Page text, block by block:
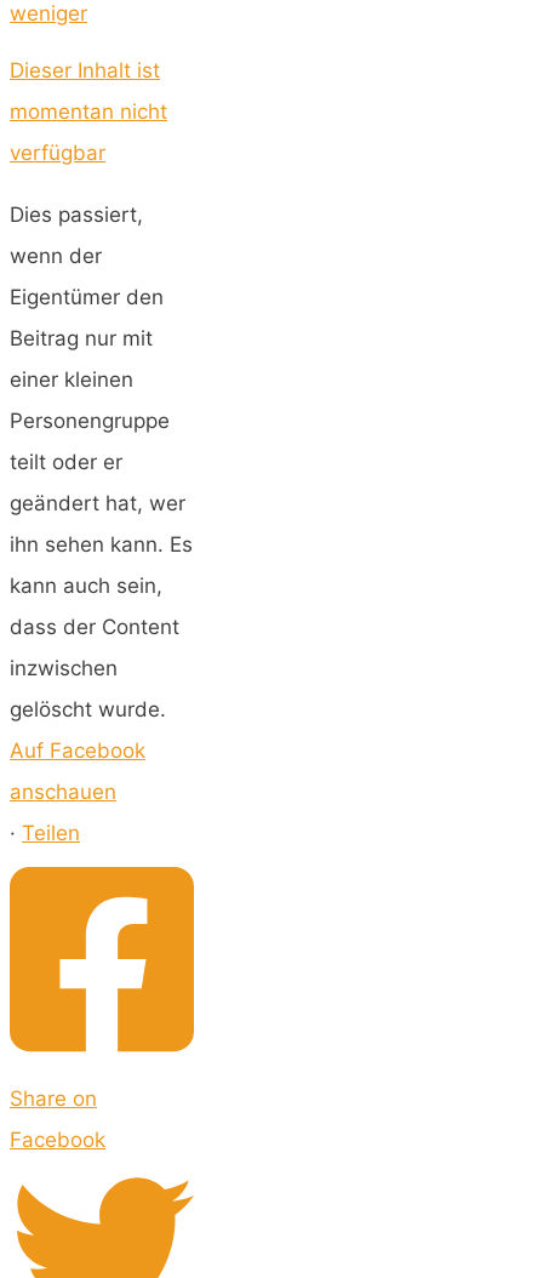
weniger
Dieser Inhalt ist
momentan nicht
verfügbar
Dies passiert,
wenn der
Eigentümer den
Beitrag nur mit
einer kleinen
Personengruppe
teilt oder er
geändert hat, wer
ihn sehen kann. Es
kann auch sein,
dass der Content
inzwischen
gelöscht wurde.
Auf Facebook
anschauen
· Teilen
Share on
Facebook